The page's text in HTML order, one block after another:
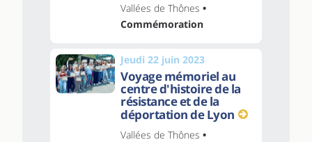
Vallées de Thônes •
Commémoration
Jeudi 22 juin 2023
Voyage mémoriel au
centre d'histoire de la
résistance et de la
déportation de Lyon
Vallées de Thônes •